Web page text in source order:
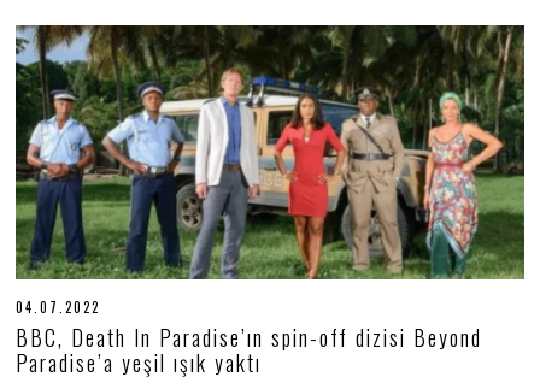
2
.
2
0
2
4
04.07.2022
4
.
0
BBC, Death In Paradise’ın spin-off dizisi Beyond
Paradise’a yeşil ışık yaktı